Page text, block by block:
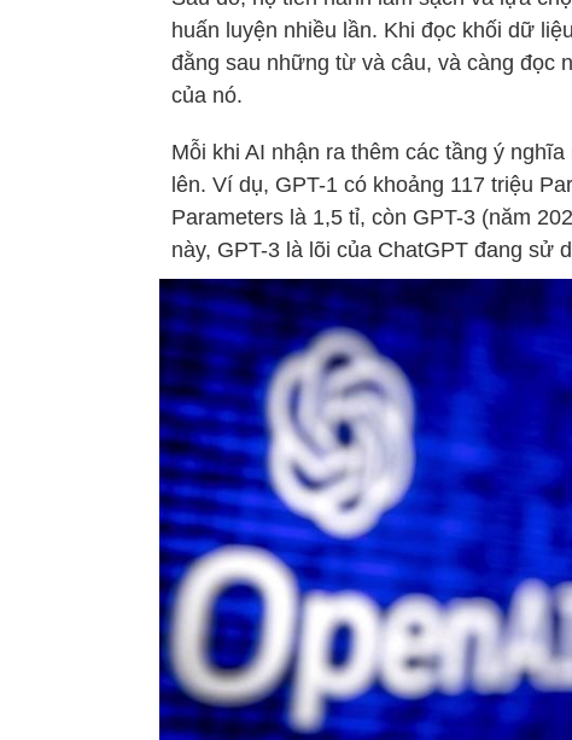
huấn luyện nhiều lần. Khi đọc khối dữ
đằng sau những từ và câu, và càng đọc
của nó.
Mỗi khi AI nhận ra thêm các tầng ý
lên. Ví dụ, GPT-1 có khoảng 117 triệu
Parameters là 1,5 tỉ, còn GPT-3 (năm
này, GPT-3 là lõi của ChatGPT đang sử